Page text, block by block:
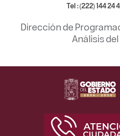
Tel : (222) 144 24
Dirección de
Análisis